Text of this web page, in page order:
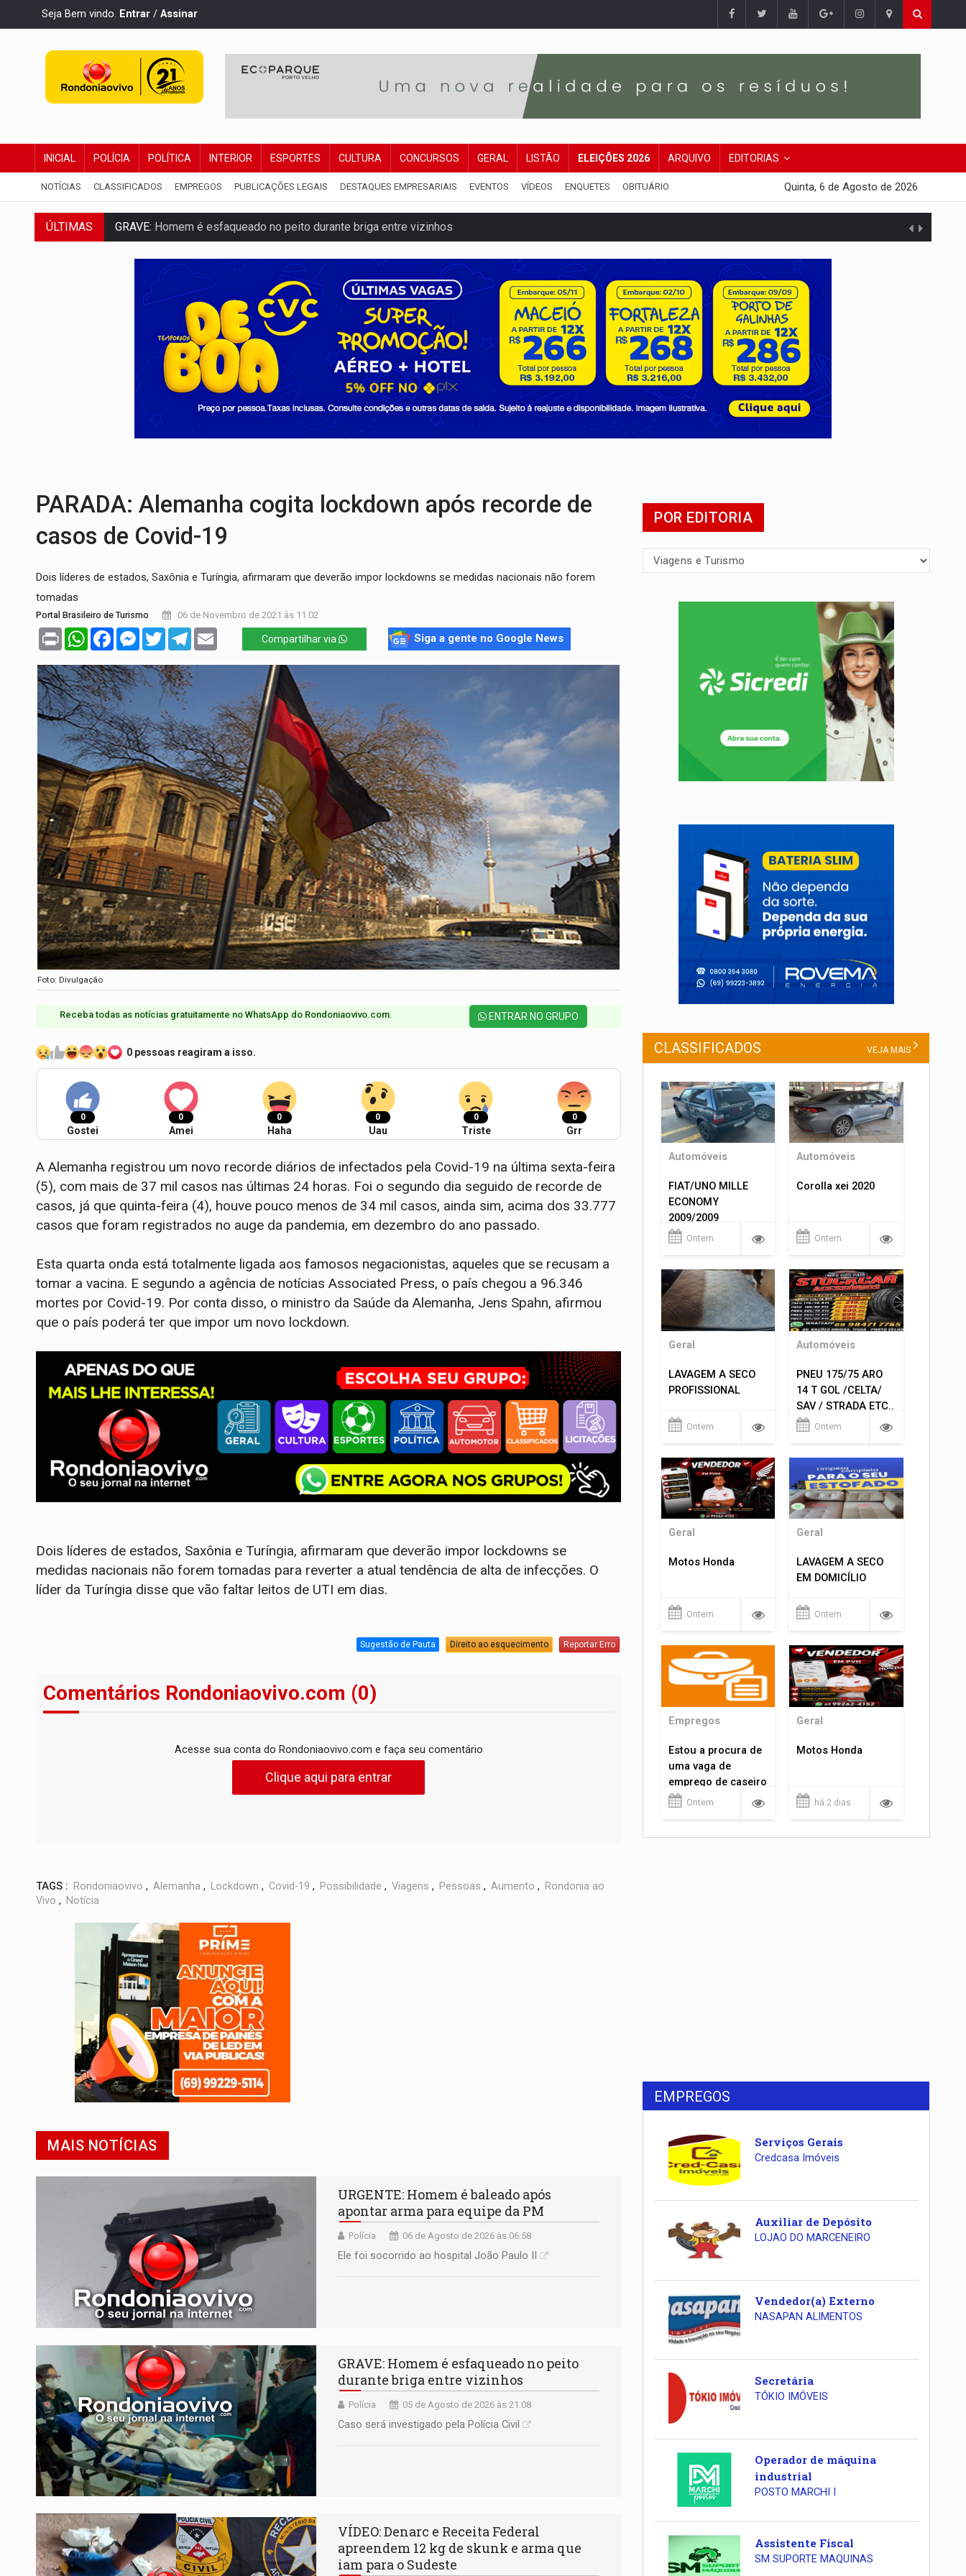
Seja Bem vindo. Entrar / Assinar
INICIAL POLÍCIA POLÍTICA INTERIOR ESPORTES CULTURA CONCURSOS GERAL LISTÃO ELEIÇÕES 2026 ARQUIVO EDITORIAS
NOTÍCIAS CLASSIFICADOS EMPREGOS PUBLICAÇÕES LEGAIS DESTAQUES EMPRESARIAIS EVENTOS VÍDEOS ENQUETES OBITUÁRIO Quinta, 6 de Agosto de 2026
ÚLTIMAS GRAVE: Homem é esfaqueado no peito durante briga entre vizinhos
VÍDEO:Denarc e Receita Federal apreendem 12 kg de skunk e arma que iam para o Sudeste
OPERAÇÃO DA PC: Membros do CV são presos com armas e drogas após crime de tortur@
ENTRADA GRATUITA:Espetáculo As Marias Somos Nós será apresentado na capital
Três são presos após furto de motocicleta em frente de academia
CELEBRAÇÃO:Cerejeiras completa 43 anos de emancipação com programação esportiva
Anvisa desmente boato sobre presença de plástico ou petróleo em ovos
Pitbulls fogem de residência e atacam casal de idosos na zona Leste
PARADA: Alemanha cogita lockdown após recorde de
casos de Covid-19
Dois líderes de estados, Saxônia e Turíngia, afirmaram que deverão impor lockdowns se medidas nacionais não forem
tomadas
Portal Brasileiro de Turismo 06 de Novembro de 2021 às 11:02
Print WhatsAppFacebookMessenger
TwitterTelegram Compartilhar via Siga a gente no Google News
Foto: Divulgação
Receba todas as notícias gratuitamente no WhatsApp do Rondoniaovivo.com.​ ENTRAR NO GRUPO
0 pessoas reagiram a isso.
0
Gostei
0
Amei
0
Haha
0
Uau
0
Triste
0
Grr
A Alemanha registrou um novo recorde diários de infectados pela Covid-19 na última sexta-feira
(5), com mais de 37 mil casos nas últimas 24 horas. Foi o segundo dia seguido de recorde de
casos, já que quinta-feira (4), houve pouco menos de 34 mil casos, ainda sim, acima dos 33.777
casos que foram registrados no auge da pandemia, em dezembro do ano passado.
Esta quarta onda está totalmente ligada aos famosos negacionistas, aqueles que se recusam a
tomar a vacina. E segundo a agência de notícias Associated Press, o país chegou a 96.346
mortes por Covid-19. Por conta disso, o ministro da Saúde da Alemanha, Jens Spahn, afirmou
que o país poderá ter que impor um novo lockdown.
Dois líderes de estados, Saxônia e Turíngia, afirmaram que deverão impor lockdowns se
medidas nacionais não forem tomadas para reverter a atual tendência de alta de infecções. O
líder da Turíngia disse que vão faltar leitos de UTI em dias.
Sugestão de Pauta Direito ao esquecimento Reportar Erro
Comentários Rondoniaovivo.com (0)
Acesse sua conta do Rondoniaovivo.com e faça seu comentário
Clique aqui para entrar
TAGS : Rondoniaovivo , Alemanha , Lockdown , Covid-19 , Possibilidade , Viagens , Pessoas , Aumento , Rondonia ao
Vivo , Notícia
MAIS NOTÍCIAS
URGENTE: Homem é baleado após
apontar arma para equipe da PM
Polícia 06 de Agosto de 2026 às 06:58
Ele foi socorrido ao hospital João Paulo II
GRAVE: Homem é esfaqueado no peito
durante briga entre vizinhos
Polícia 05 de Agosto de 2026 às 21:08
Caso será investigado pela Polícia Civil
VÍDEO: Denarc e Receita Federal
apreendem 12 kg de skunk e arma que
iam para o Sudeste
POR EDITORIA
CLASSIFICADOS VEJA MAIS
Automóveis
FIAT/UNO MILLE
ECONOMY
2009/2009
Ontem
Automóveis
Corolla xei 2020
Ontem
Geral
LAVAGEM A SECO
PROFISSIONAL
Ontem
Automóveis
PNEU 175/75 ARO
14 T GOL /CELTA/
SAV / STRADA ETC..
R$ 219,99
Ontem
Geral
Motos Honda
Ontem
Geral
LAVAGEM A SECO
EM DOMICÍLIO
Ontem
Empregos
Estou a procura de
uma vaga de
emprego de caseiro
em porto velho
Ontem
Geral
Motos Honda
há 2 dias
EMPREGOS
Serviços Gerais
Credcasa Imóveis
Auxiliar de Depósito
LOJAO DO MARCENEIRO
Vendedor(a) Externo
NASAPAN ALIMENTOS
Secretária
TÓKIO IMÓVEIS
Operador de máquina
industrial
POSTO MARCHI I
Assistente Fiscal
SM SUPORTE MAQUINAS